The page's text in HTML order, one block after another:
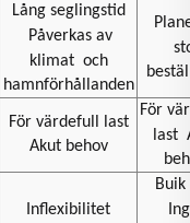
Lång seglingstid
Påverkas av
klimat och
hamnförhållanden
För värdefull last
Akut behov
För
last
Inflexibilitet